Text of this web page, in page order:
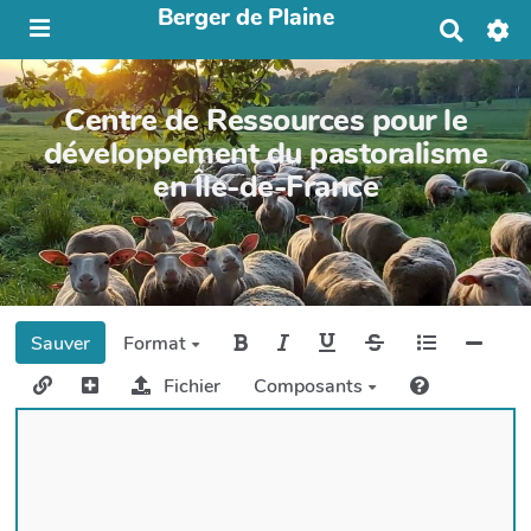
Berger de Plaine
h
e
r
c
h
e
r
Centre de Ressources pour le
développement du pastoralisme
en Île-de-France
Sauver
Format
Fichier
Composants